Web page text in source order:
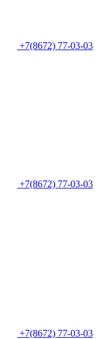
+7(8672) 77-03-03
+7(8672) 77-03-03
+7(8672) 77-03-03